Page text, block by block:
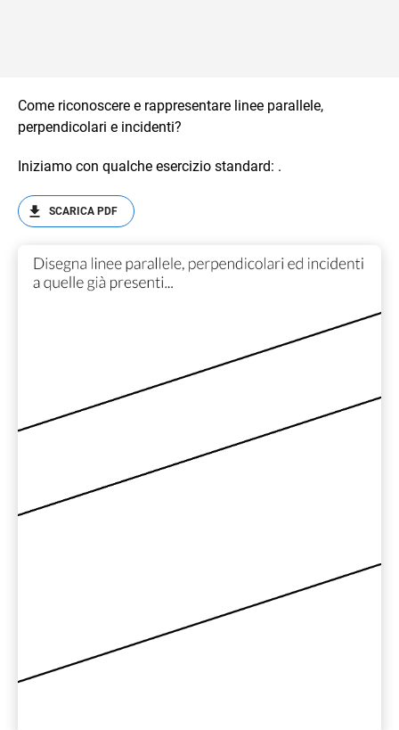
Come riconoscere e rappresentare linee parallele,
perpendicolari e incidenti?
Iniziamo con qualche esercizio standard: .
SCARICA PDF